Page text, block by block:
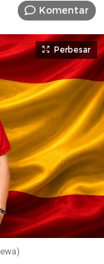
Komentar
Perbesar